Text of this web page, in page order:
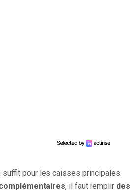
suffit pour les caisses principales.
, il faut remplir des